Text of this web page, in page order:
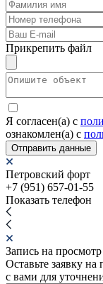
Прикрепить файл
Я согласен(а) c
ознакомлен(а) с
Отправить данные
Петровский форт
+7 (951) 657-01-55
Показать телефон
Запись на просмотр
Оставьте заявку
с вами для